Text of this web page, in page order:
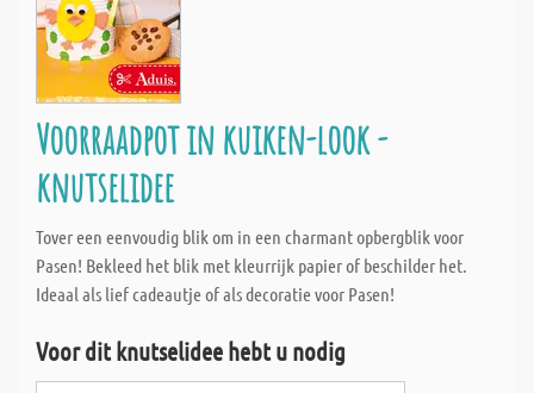
Voorraadpot in kuiken-look -
knutselidee
Tover een eenvoudig blik om in een charmant opbergblik voor
Pasen! Bekleed het blik met kleurrijk papier of beschilder het.
Ideaal als lief cadeautje of als decoratie voor Pasen!
Voor dit knutselidee hebt u nodig